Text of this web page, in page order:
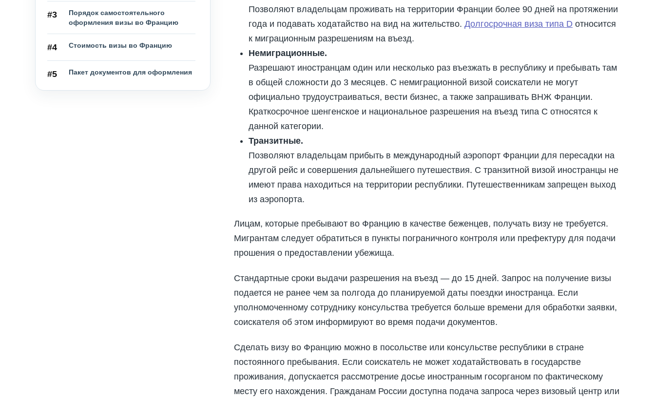
#3
Порядок самостоятельного
оформления визы во Францию
#4 Стоимость визы во Францию
#5
Пакет документов для оформления
Позволяют владельцам проживать на территории Франции более 90 дней на протяжении
года и подавать ходатайство на вид на жительство. Долгосрочная виза типа D относится
к миграционным разрешениям на въезд.
Немиграционные.
Разрешают иностранцам один или несколько раз въезжать в республику и пребывать там
в общей сложности до 3 месяцев. С немиграционной визой соискатели не могут
официально трудоустраиваться, вести бизнес, а также запрашивать ВНЖ Франции.
Краткосрочное шенгенское и национальное разрешения на въезд типа С относятся к
данной категории.
Транзитные.
Позволяют владельцам прибыть в международный аэропорт Франции для пересадки на
другой рейс и совершения дальнейшего путешествия. С транзитной визой иностранцы не
имеют права находиться на территории республики. Путешественникам запрещен выход
из аэропорта.
Лицам, которые пребывают во Францию в качестве беженцев, получать визу не требуется.
Мигрантам следует обратиться в пункты пограничного контроля или префектуру для подачи
прошения о предоставлении убежища.
Стандартные сроки выдачи разрешения на въезд — до 15 дней. Запрос на получение визы
подается не ранее чем за полгода до планируемой даты поездки иностранца. Если
уполномоченному сотруднику консульства требуется больше времени для обработки заявки,
соискателя об этом информируют во время подачи документов.
Сделать визу во Францию можно в посольстве или консульстве республики в стране
постоянного пребывания. Если соискатель не может ходатайствовать в государстве
проживания, допускается рассмотрение досье иностранным госорганом по фактическому
месту его нахождения. Гражданам России доступна подача запроса через визовый центр или